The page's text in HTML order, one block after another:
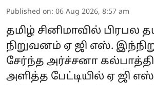
Published on: 06 Aug 2026, 8:57 am
தமிழ் சினிமாவில் பிரபல
நிறுவனம் ஏ ஜி எஸ்.
சேர்ந்த அர்ச்சனா
அளித்த பேட்டியில் ஏ ஜி